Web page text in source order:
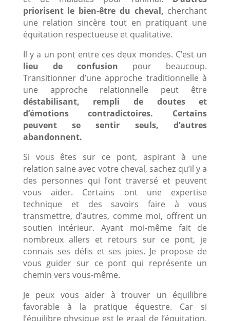
priorisent le bien-être du cheval, cherchant
une relation sincère tout en pratiquant une
équitation respectueuse et qualitative.
Il y a un pont entre ces deux mondes. C’est un
lieu de confusion pour beaucoup.
Transitionner d’une approche traditionnelle à
une approche relationnelle peut être
déstabilisant, rempli de doutes et
d’émotions contradictoires. Certains
peuvent se sentir seuls, d’autres
abandonnent.
Si vous êtes sur ce pont, aspirant à une
relation saine avec votre cheval, sachez qu’il y a
des personnes qui l’ont traversé et peuvent
vous aider. Certains ont une expertise
technique et des savoirs faire à vous
transmettre, d’autres, comme moi, offrent un
soutien intérieur. Ayant moi-même fait de
nombreux allers et retours sur ce pont, je
connais ses défis et ses joies. Je propose de
vous guider sur ce pont qui représente un
chemin vers vous-même.
Je peux vous aider à trouver un équilibre
favorable à la pratique équestre. Car si
l’équilibre physique est le graal de l’équitation,